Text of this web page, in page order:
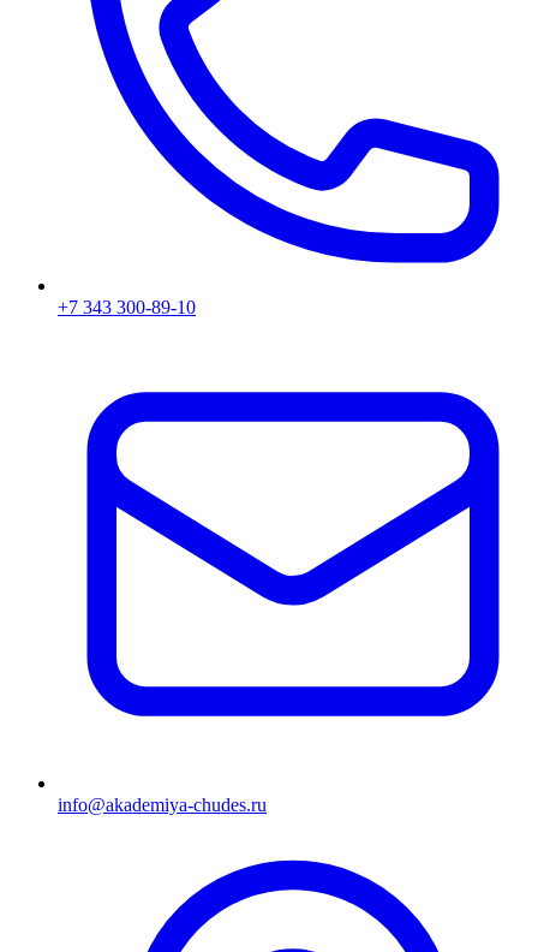
+7 343 300-89-10
info@akademiya-chudes.ru